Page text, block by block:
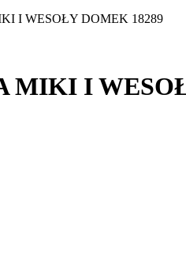
I WESOŁY DOMEK 18289
MIKI I